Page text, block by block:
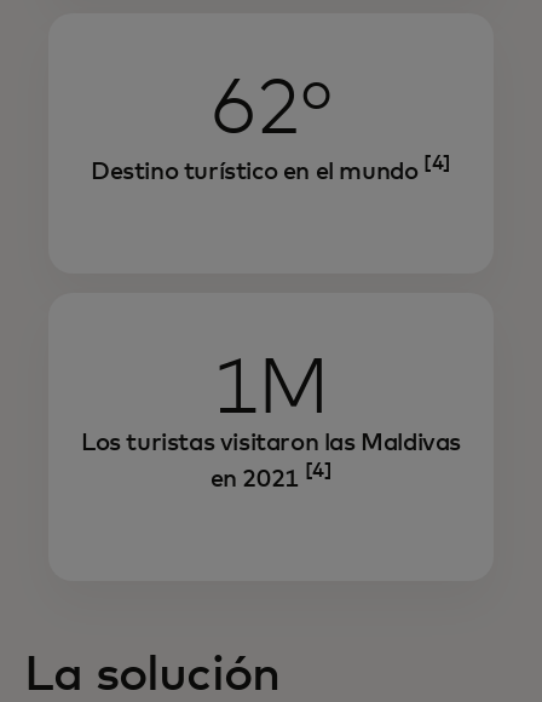
62º
Destino turístico en el mundo [4]
1M
Los turistas visitaron las Maldivas
en 2021
[4]
La solución